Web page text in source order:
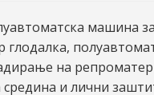
машина
на
и лични